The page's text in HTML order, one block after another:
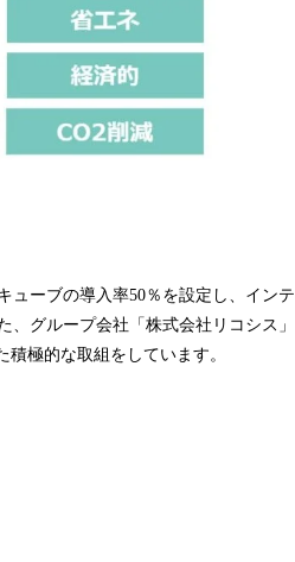
ューブの導入率50％を設定し、インテ
グループ会社「株式会社リコシス」
極的な取組をしています。